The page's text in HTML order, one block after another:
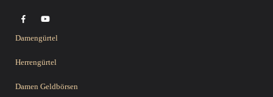
Damengürtel
Herrengürtel
Damen Geldbörsen